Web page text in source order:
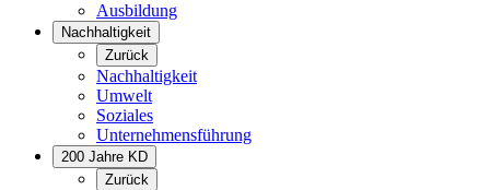
Ausbildung
Nachhaltigkeit
Zurück
Nachhaltigkeit
Umwelt
Soziales
Unternehmens­führung
200 Jahre KD
Zurück